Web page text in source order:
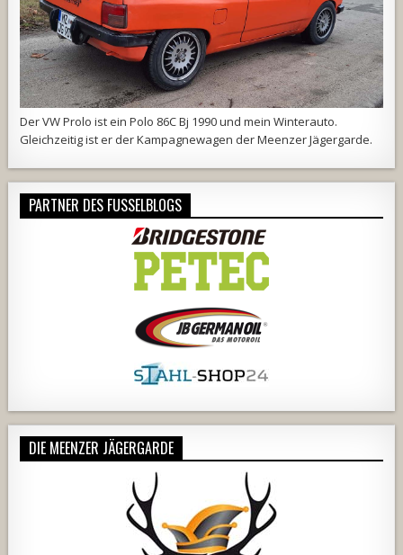
Der VW Prolo ist ein Polo 86C Bj 1990 und mein Winterauto.
Gleichzeitig ist er der Kampagnewagen derMeenzer Jägergarde.
PARTNER DES FUSSELBLOGS
DIE MEENZER JÄGERGARDE